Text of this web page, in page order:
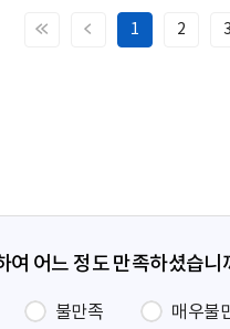
처
이
1 2 3
여 어느 정도 만족하셨습니
불만족 매우불